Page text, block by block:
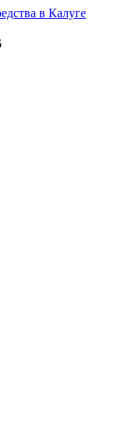
в Калуге